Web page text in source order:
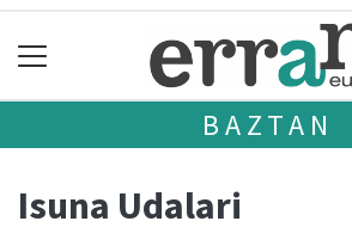
BAZTAN
Isuna Udalari